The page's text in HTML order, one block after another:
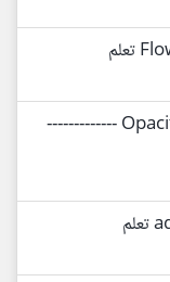
34.01 Opacity Mask --------------- 34 -------------